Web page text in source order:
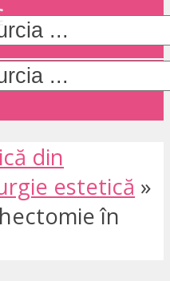
din
estetică »
în